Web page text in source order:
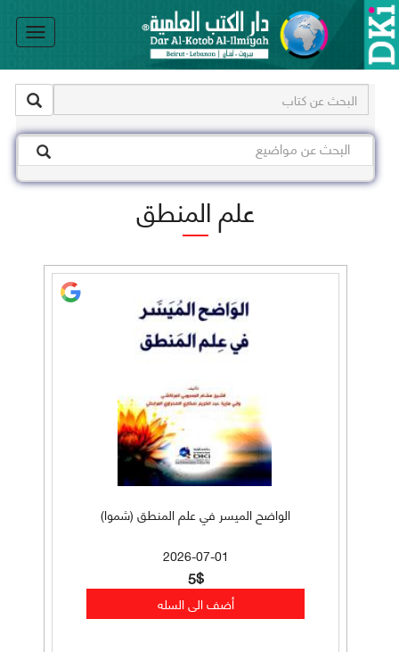
علم المنطق
الواضح الميسر في علم المنطق (شموا)
2026-07-01
5$